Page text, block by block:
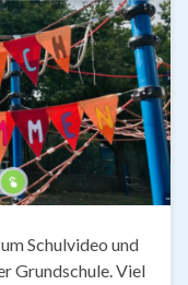
Schulvideo und
Grundschule. Viel